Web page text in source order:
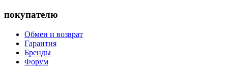
покупателю
Обмен и возврат
Гарантия
Бренды
Форум